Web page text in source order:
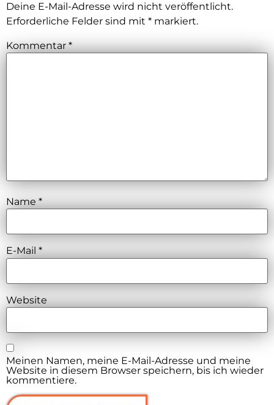
Deine E-Mail-Adresse wird nicht veröffentlicht.
Erforderliche Felder sind mit * markiert.
Kommentar*
Name *
E-Mail *
Website
Meinen Namen, meine E-Mail-Adresse und meine
Website in diesem Browser speichern, bis ich wieder
kommentiere.